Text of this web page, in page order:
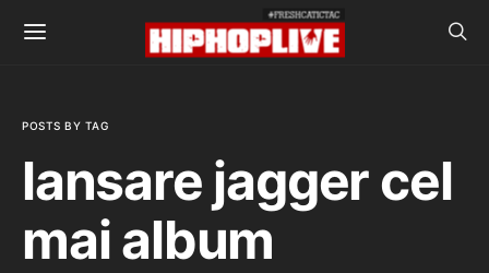
POSTS BY TAG
lansare jagger cel
mai album